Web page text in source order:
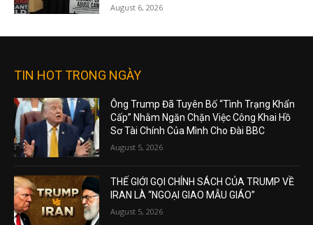
August 6, 2026
TIN HOT TRONG NGÀY
Ông Trump Đã Tuyên Bố “Tình Trạng Khẩn
Cấp” Nhằm Ngăn Chặn Việc Công Khai Hồ
Sơ Tài Chính Của Mình Cho Đài BBC
August 5, 2026
THẾ GIỚI GỌI CHÍNH SÁCH CỦA TRUMP VỀ
IRAN LÀ “NGOẠI GIAO MẪU GIÁO”
August 5, 2026